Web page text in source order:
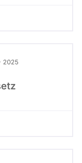
2025